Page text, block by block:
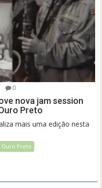
0
nova jam session
Preto
mais uma edição nesta
Ouro Preto